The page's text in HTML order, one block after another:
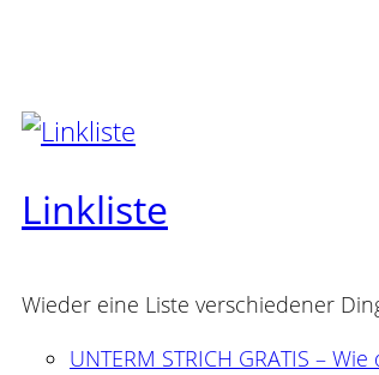
Linkliste
Wieder eine Liste verschiedener
UNTERM STRICH GRATIS –